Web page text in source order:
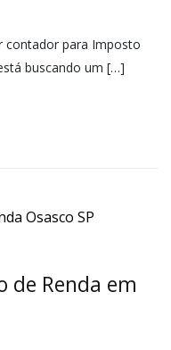
contador para Imposto
buscando um […]
de Renda em